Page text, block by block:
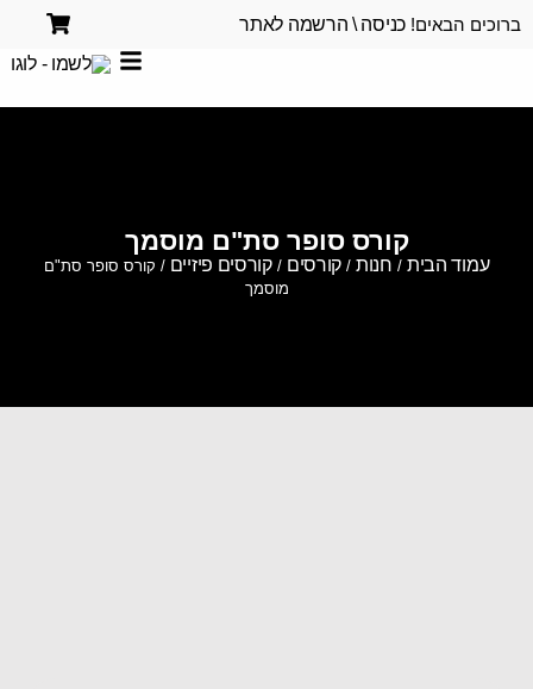
ברוכים הבאים! כניסה \ הרשמה לאתר
קורס סופר סת"ם מוסמך
עמוד הבית / חנות/ קורסים /קורסים פיזיים / קורס סופר סת"ם
מוסמך